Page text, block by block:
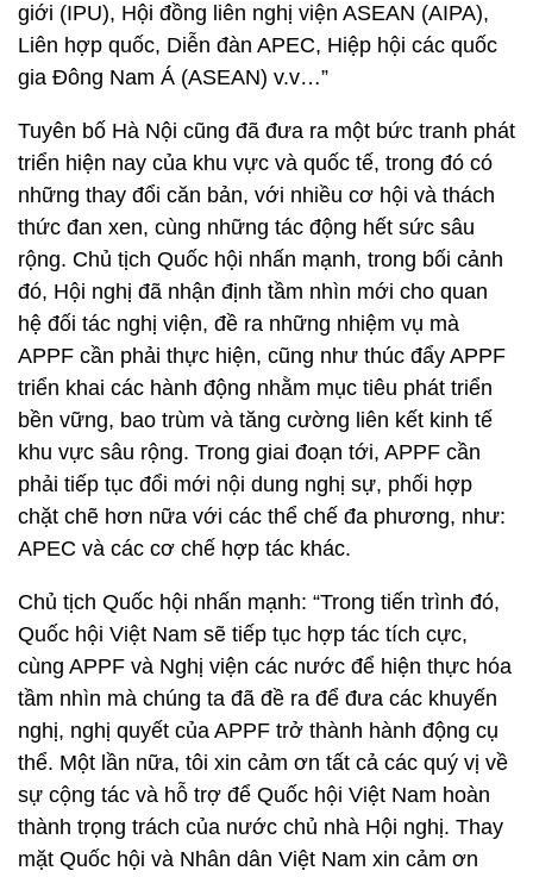
giới (IPU), Hội đồng liên nghị viện ASEAN (AIPA),
Liên hợp quốc, Diễn đàn APEC, Hiệp hội các quốc
gia Đông Nam Á (ASEAN) v.v…”
Tuyên bố Hà Nội cũng đã đưa ra một bức tranh phát
triển hiện nay của khu vực và quốc tế, trong đó có
những thay đổi căn bản, với nhiều cơ hội và thách
thức đan xen, cùng những tác động hết sức sâu
rộng. Chủ tịch Quốc hội nhấn mạnh, trong bối cảnh
đó, Hội nghị đã nhận định tầm nhìn mới cho quan
hệ đối tác nghị viện, đề ra những nhiệm vụ mà
APPF cần phải thực hiện, cũng như thúc đẩy APPF
triển khai các hành động nhằm mục tiêu phát triển
bền vững, bao trùm và tăng cường liên kết kinh tế
khu vực sâu rộng. Trong giai đoạn tới, APPF cần
phải tiếp tục đổi mới nội dung nghị sự, phối hợp
chặt chẽ hơn nữa với các thể chế đa phương, như:
APEC và các cơ chế hợp tác khác.
Chủ tịch Quốc hội nhấn mạnh: “Trong tiến trình đó,
Quốc hội Việt Nam sẽ tiếp tục hợp tác tích cực,
cùng APPF và Nghị viện các nước để hiện thực hóa
tầm nhìn mà chúng ta đã đề ra để đưa các khuyến
nghị, nghị quyết của APPF trở thành hành động cụ
thể. Một lần nữa, tôi xin cảm ơn tất cả các quý vị về
sự cộng tác và hỗ trợ để Quốc hội Việt Nam hoàn
thành trọng trách của nước chủ nhà Hội nghị. Thay
mặt Quốc hội và Nhân dân Việt Nam xin cảm ơn